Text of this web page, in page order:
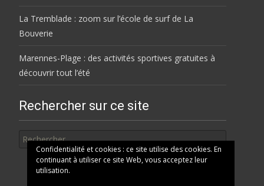
La Tremblade : zoom sur l’école de surf de La
Bouverie
Marennes-Plage : des activités sportives gratuites à
découvrir tout l’été
Rechercher sur ce site
Confidentialité et cookies : ce site utilise des cookies. En
continuant à utiliser ce site Web, vous acceptez leur
utilisation.